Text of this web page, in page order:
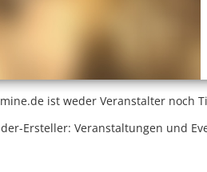
ist weder Veranstalter noch
Ersteller: Veranstaltungen und